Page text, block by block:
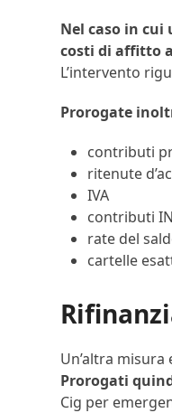
Nel caso in
costi di affitto
L’intervento
Prorogate
contributi
ritenute
IVA
contributi
rate del
cartelle
Un’altra
Prorogati
Cig per